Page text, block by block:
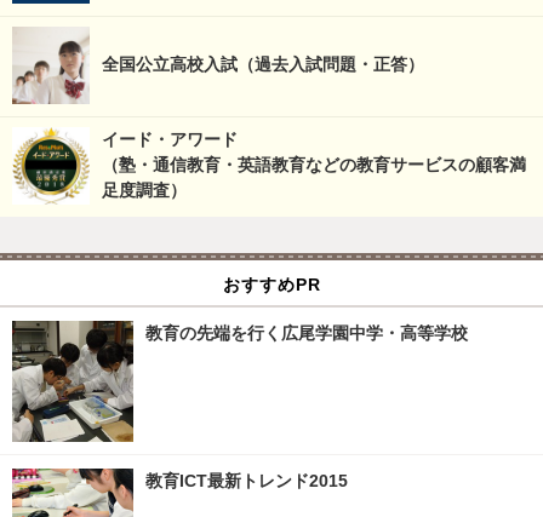
全国公立高校入試（過去入試問題・正答）
イード・アワード
（塾・通信教育・英語教育などの教育サービスの顧客満
足度調査）
おすすめPR
教育の先端を行く広尾学園中学・高等学校
教育ICT最新トレンド2015